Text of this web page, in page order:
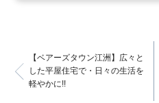
【ベアーズタウン江洲】広々と
した平屋住宅で・日々の生活を
軽やかに!!